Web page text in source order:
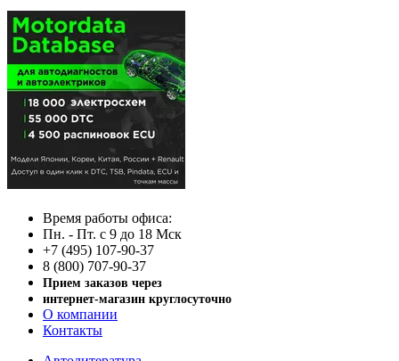
Время работы офиса:
Пн. - Пт. с 9 до 18 Мск
+7 (495) 107-90-37
8 (800) 707-90-37
Прием заказов через
интернет-магазин круглосуточно
О компании
Контакты